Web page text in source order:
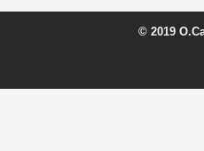
© 2019